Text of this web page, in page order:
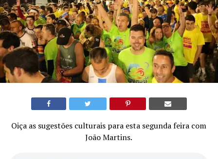
Oiça as sugestões culturais para esta segunda feira com
João Martins.